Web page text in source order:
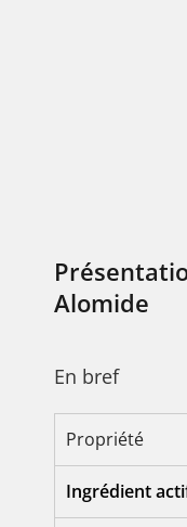
Alomide
En bref
Propriété
Ingrédient